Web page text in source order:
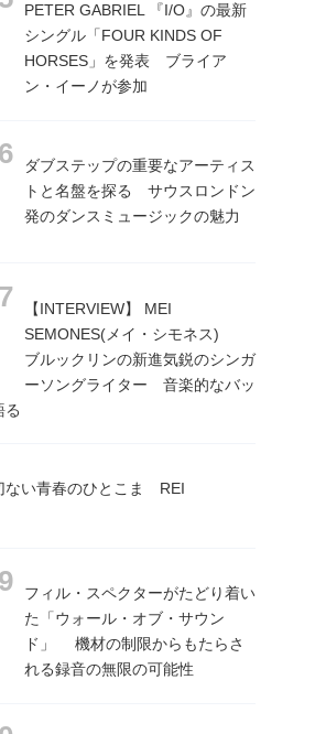
PETER GABRIEL 『I/O』の最新
シングル「FOUR KINDS OF
HORSES」を発表 ブライア
ン・イーノが参加
ダブステップの重要なアーティス
トと名盤を探る サウスロンドン
発のダンスミュージックの魅力
【INTERVIEW】 MEI
SEMONES(メイ・シモネス)
ブルックリンの新進気鋭のシンガ
ーソングライター 音楽的なバッ
る
い青春のひとこま REI
フィル・スペクターがたどり着い
た「ウォール・オブ・サウン
ド」 機材の制限からもたらさ
れる録音の無限の可能性